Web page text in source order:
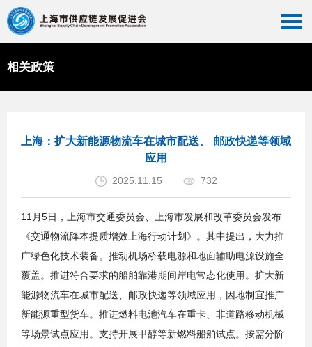
相关政策
首页>>相关政策 >>政策法规
上海：扩大新能源物流车在城市配送、 邮政快递等领域
应用
2025.11.15 732
11月5日，上海市交通委员会、上海市发展和改革委员会发布
《交通物流降本提质增效上海行动计划》。其中提出，大力推
广绿色化技术装备。推动机场桥载电源和地面辅助电源设施全
覆盖。推进符合要求的船舶靠港期间岸电常态化使用。扩大新
能源物流车在城市配送、邮政快递等领域应用，因地制宜推广
新能源重型货车。推进燃料电池汽车在重卡、非道路移动机械
等场景试点应用。支持开展甲醇等新燃料船舶试点。按需分阶